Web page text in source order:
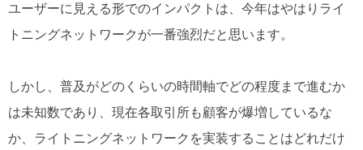
ユーザーに見える形でのインパクトは、今年はやはりライ
トニングネットワークが一番強烈だと思います。
しかし、普及がどのくらいの時間軸でどの程度まで進むか
は未知数であり、現在各取引所も顧客が爆増しているな
か、ライトニングネットワークを実装することはどれだけ